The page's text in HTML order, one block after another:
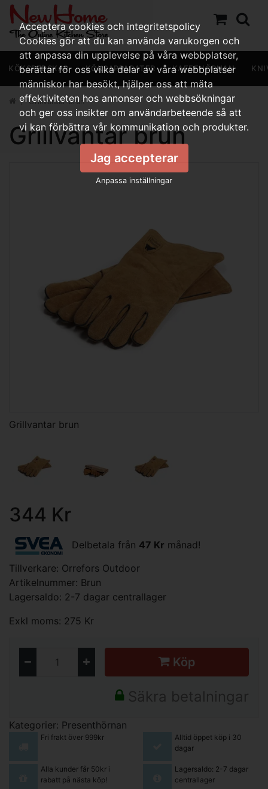
KÖKSREDSKAP KÖKSAPPARATER KAFFEHÖRNAN
Grillvantar brun
Grillvantar brun
Grillvantar brun
344 Kr
Delbetala från 47 Kr månad!
Tillverkare: Orrefors Outdoor
Artikelnummer: Brun
Lagersaldo: 2-7 dagar centrallager
Exkl moms: 275 Kr
Köp
Säkra betalningar
Kategorier: Presenthörnan
Fri frakt över 999kr
Alltid öppet köp i 30
dagar
Alla kunder får 50kr i
rabatt på nästa köp!
Lagersaldo: 2-7 dagar
centrallager
Acceptera cookies och integritetspolicy
Cookies gör att du kan använda varukorgen och
att anpassa din upplevelse på våra webbplatser,
berättar för oss vilka delar av våra webbplatser
människor har besökt, hjälper oss att mäta
effektiviteten hos annonser och webbsökningar
och ger oss insikter om användarbeteende så att
vi kan förbättra vår kommunikation och produkter.
Jag accepterar
Anpassa inställningar